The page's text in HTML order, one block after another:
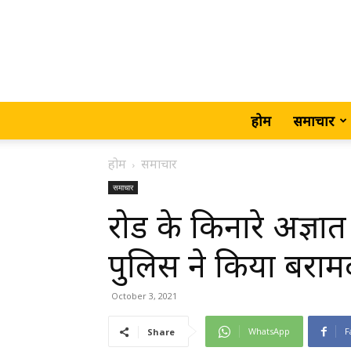
होम समाचार
होम समाचार
समाचार
रोड के किनारे
पुलिस ने किया
October 3, 2021
Share WhatsApp